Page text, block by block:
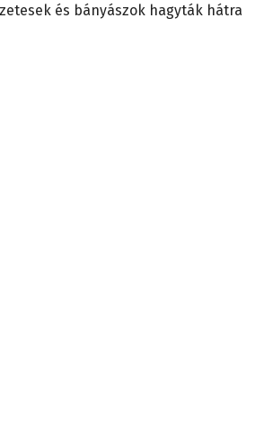
és bányászok hagyták hátra